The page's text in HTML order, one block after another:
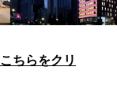
こちらをクリ